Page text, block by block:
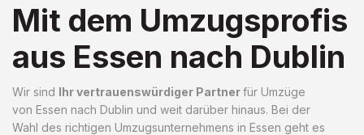
Mit dem Umzugsprofis
aus Essen nach Dublin
Wir sind Ihr vertrauenswürdiger Partnerfür Umzüge
von Essen nach Dublin und weit darüber hinaus. Bei der
Wahl des richtigen Umzugsunternehmens in Essen geht es